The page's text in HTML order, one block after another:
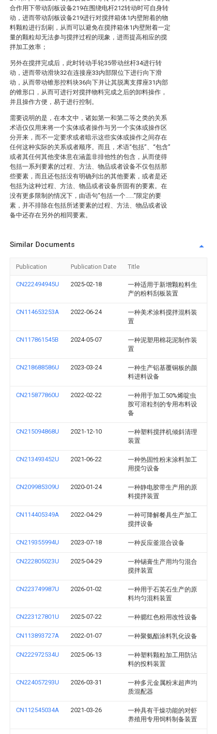
合作用下带动刮板设备219在围绕电杆212转动时可自身转
动，进而带动刮板设备219进行对搅拌箱体1内壁附着的物
料颗粒进行刮刷，从而可以避免在搅拌箱体1内壁附着一定
量的颗粒却无法参与搅拌过程的现象，进而提高相应的搅
拌加工效率；
另外在搅拌完成后，此时转动手轮35带动丝杆34进行转
动，进而带动滑块32在连接座33内部限位下进行向下滑
动，从而带动锥形控料块36向下并让其脱离支撑座31内部
的锥形口，从而可进行对搅拌物料完成之后的卸料操作，
并且操作方便，易于进行控制。
需要说明的是，在本文中，诸如第一和第二等之类的关系
术语仅仅用来将一个实体或者操作与另一个实体或操作区
分开来，而不一定要求或者暗示这些实体或操作之间存在
任何这种实际的关系或者顺序。而且，术语“包括”、“包含”
或者其任何其他变体意在涵盖非排他性的包含，从而使得
包括一系列要素的过程、方法、物品或者设备不仅包括那
些要素，而且还包括没有明确列出的其他要素，或者是还
包括为这种过程、方法、物品或者设备所固有的要素。在
没有更多限制的情况下，由语句“包括一个......”限定的要
素，并不排除在包括所述要素的过程、方法、物品或者设
备中还存在另外的相同要素。
Similar Documents
Publication Publication Date Title
CN222494945U 2025-02-18
一种适用于新增颗粒料生
产的粉料刮板装置
CN114653253A 2022-06-24
一种美术涂料搅拌混料装
置
CN117861545B 2024-05-07
一种泥塑用棉花泥制作装
置
CN218688586U 2023-03-24
一种生产铝基覆铜板的颜
料进料设备
CN215877860U 2022-02-22
一种用于加工50%烯啶虫
胺可溶粒剂的专用布料设
备
CN215094868U 2021-12-10
一种塑料搅拌机倾斜清理
装置
CN213493452U 2021-06-22
一种热固性粉末涂料加工
用搅匀设备
CN209985309U 2020-01-24
一种静电胶带生产用的原
料搅拌装置
CN114405349A 2022-04-29
一种可降解餐具生产加工
搅拌设备
CN219355994U 2023-07-18 一种反应釜混合设备
CN222805023U 2025-04-29
一种锡膏生产用均匀混合
搅拌装置
CN223749987U 2026-01-02
一种用于石英石生产的原
料均匀混料装置
CN223127801U 2025-07-22 一种腮红色粉用改性设备
CN113893727A 2022-01-07 一种聚氨酯涂料乳化设备
CN222972534U 2025-06-13
一种塑料颗粒加工用防沾
料的投料装置
CN224057293U 2026-03-31
一种多元金属粉末超声均
质混配器
CN112545034A 2021-03-26
一种具有干燥功能的对虾
养殖用专用饲料制备装置